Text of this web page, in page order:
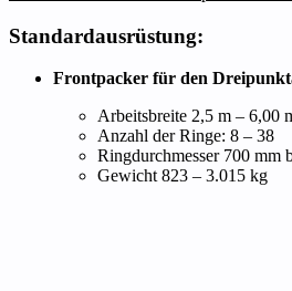
Standardausrüstung:
Frontpacker für den
Arbeitsbreite 2,5 m – 6,00
Anzahl der Ringe: 8 – 38
Ringdurchmesser 700 mm
Gewicht 823 – 3.015 kg